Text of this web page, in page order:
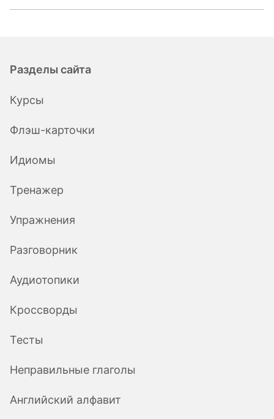
Разделы сайта
Курсы
Флэш-карточки
Идиомы
Тренажер
Упражнения
Разговорник
Аудиотопики
Кроссворды
Тесты
Неправильные глаголы
Английский алфавит